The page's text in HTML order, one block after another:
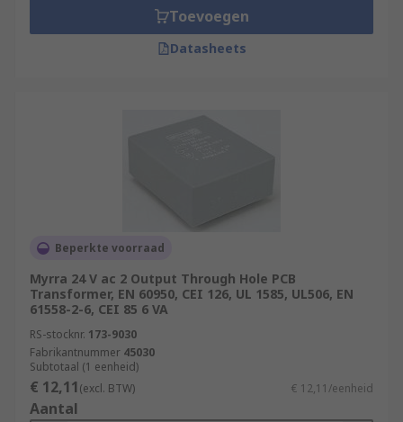
Toevoegen
Datasheets
Beperkte voorraad
Myrra 24 V ac 2 Output Through Hole PCB
Transformer, EN 60950, CEI 126, UL 1585, UL506, EN
61558-2-6, CEI 85 6 VA
RS-stocknr. 173-9030
Fabrikantnummer 45030
Subtotaal (1 eenheid)
€ 12,11(excl. BTW) € 12,11/eenheid
Aantal